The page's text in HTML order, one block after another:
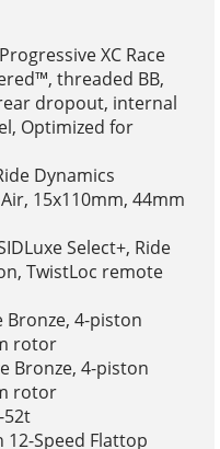
XC Race
threaded BB,
dropout, internal
Optimized for
Dynamics
15x110mm, 44mm
Select+, Ride
TwistLoc remote
Bronze, 4-piston
rotor
Bronze, 4-piston
rotor
52t
12-Speed Flattop